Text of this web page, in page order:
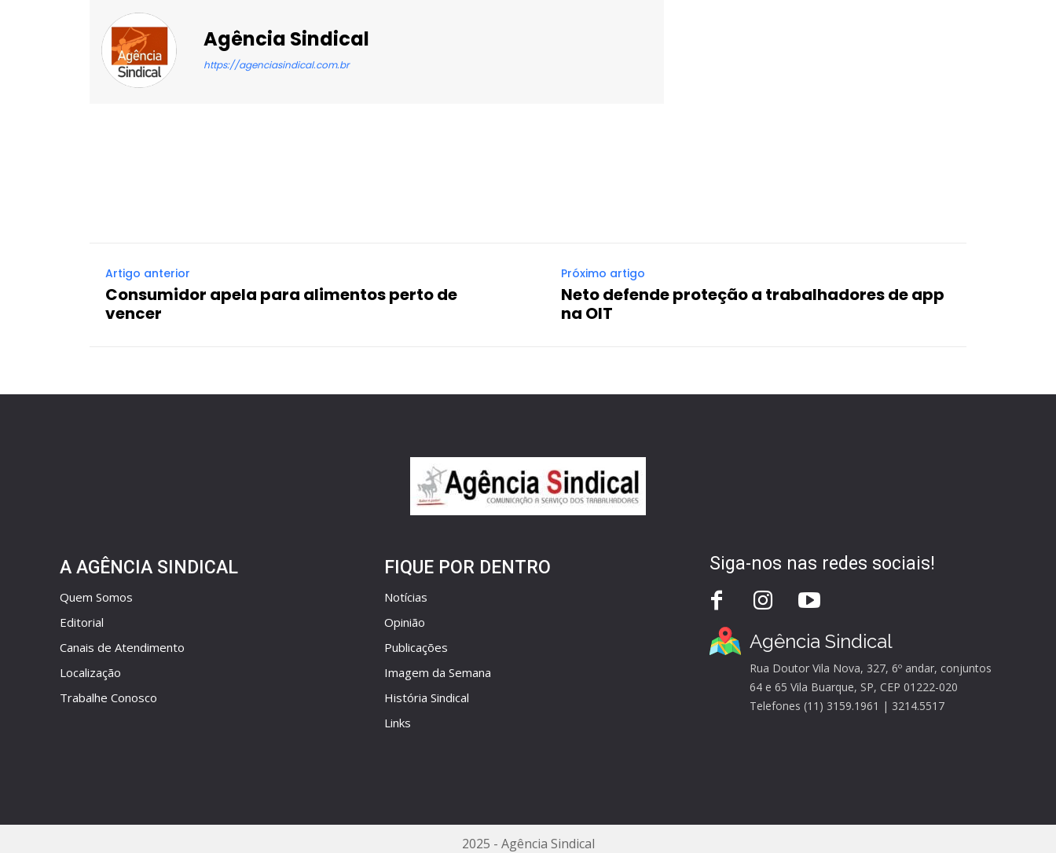
Agência Sindical
https://agenciasindical.com.br
Artigo anterior
Consumidor apela para alimentos perto de
vencer
Próximo artigo
Neto defende proteção a trabalhadores de app
na OIT
A AGÊNCIA SINDICAL
Quem Somos
Editorial
Canais de Atendimento
Localização
Trabalhe Conosco
FIQUE POR DENTRO
Notícias
Opinião
Publicações
Imagem da Semana
História Sindical
Links
Siga-nos nas redes sociais!
Agência Sindical
Rua Doutor Vila Nova, 327, 6º andar, conjuntos
64 e 65 Vila Buarque, SP, CEP 01222-020
Telefones (11) 3159.1961 | 3214.5517
2025 - Agência Sindical